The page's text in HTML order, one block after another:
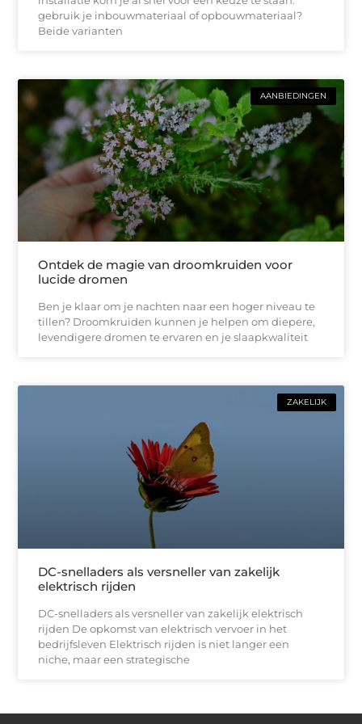
gebruik je inbouwmateriaal of opbouwmateriaal?
Beide varianten
AANBIEDINGEN
Ontdek de magie van droomkruiden voor
lucide dromen
Ben je klaar om je nachten naar een hoger niveau te
tillen? Droomkruiden kunnen je helpen om diepere,
levendigere dromen te ervaren en je slaapkwaliteit
ZAKELIJK
DC-snelladers als versneller van zakelijk
elektrisch rijden
DC-snelladers als versneller van zakelijk elektrisch
rijden De opkomst van elektrisch vervoer in het
bedrijfsleven Elektrisch rijden is niet langer een
niche, maar een strategische